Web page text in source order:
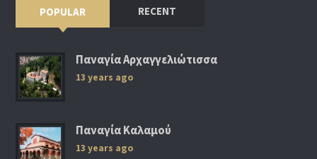
POPULAR RECENT
Παναγία Αρχαγγελιώτισσα
13 years ago
Παναγία Καλαμού
13 years ago